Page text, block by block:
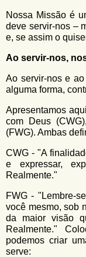
Nossa Missão é
deve servir-nos –
e, se assim o
Ao servir-nos,
Ao servir-nos e
alguma forma,
Apresentamos
com Deus
(FWG). Ambas
CWG - "A
e expressar,
Realmente."
FWG - "Lembre-
você mesmo, sob
da maior visão
Realmente."
podemos criar
serve: